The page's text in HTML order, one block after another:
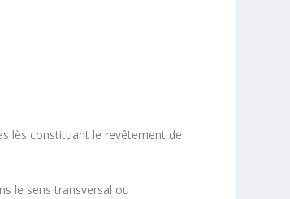
lès constituant le revêtement de
le sens transversal ou